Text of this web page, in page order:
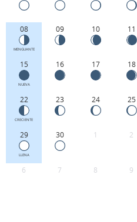
08
MENGUANTE
09 10 11
15
NUEVA
16 17 18
22
CRECIENTE
23 24 25
29
LLENA
30 1 2
6 7 8 9